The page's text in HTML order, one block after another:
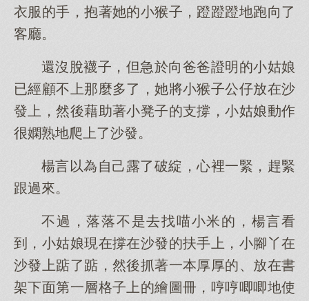
衣服的手，抱著她的小猴子，蹬蹬蹬地跑向了
客廳。
還沒脫襪子，但急於向爸爸證明的小姑娘
已經顧不上那麼多了，她將小猴子公仔放在沙
發上，然後藉助著小凳子的支撐，小姑娘動作
很嫻熟地爬上了沙發。
楊言以為自己露了破綻，心裡一緊，趕緊
跟過來。
不過，落落不是去找喵小米的，楊言看
到，小姑娘現在撐在沙發的扶手上，小腳丫在
沙發上踮了踮，然後抓著一本厚厚的、放在書
架下面第一層格子上的繪圖冊，哼哼唧唧地使